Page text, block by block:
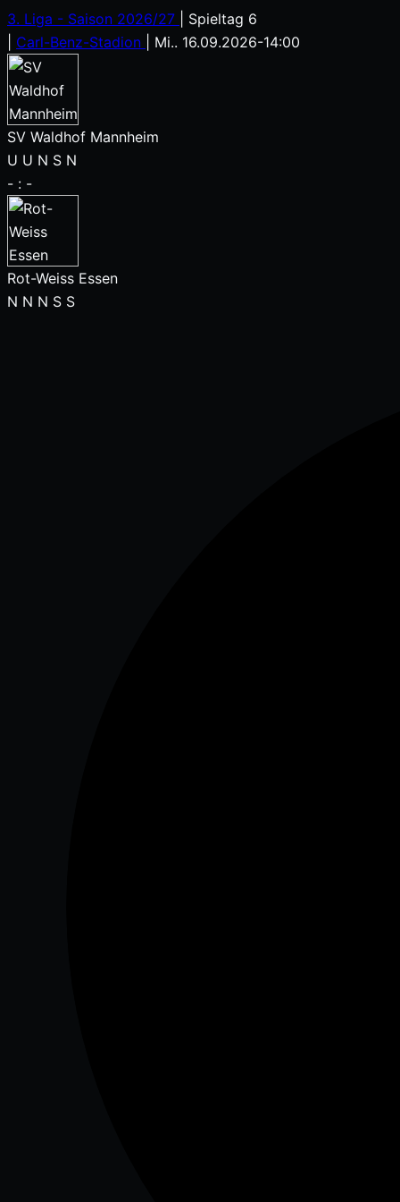
3. Liga - Saison 2026/27
Spieltag 6
Carl-Benz-Stadion Mi.. 16.09.2026-14:00
SV Waldhof Mannheim
U U N S N
- : -
Rot-Weiss Essen
N N N S S